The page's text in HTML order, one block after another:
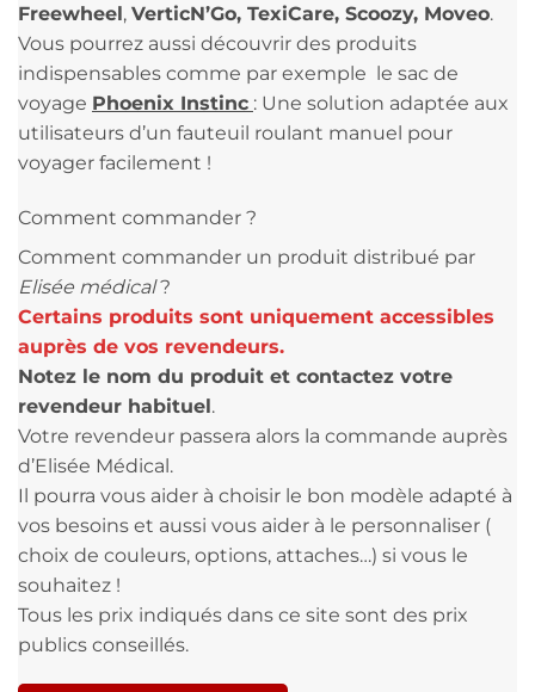
Freewheel, VerticN’Go, TexiCare, Scoozy, Moveo.
Vous pourrez aussi découvrir des produits
indispensables comme par exemple le sac de
voyage Phoenix Instinc : Une solution adaptée aux
utilisateurs d’un fauteuil roulant manuel pour
voyager facilement !
Comment commander ?
Comment commander un produit distribué par
Elisée médical?
Certains produits sont uniquement accessibles
auprès de vos revendeurs.
Notez le nom du produit et contactez votre
revendeur habituel.
Votre revendeur passera alors la commande auprès
d’Elisée Médical.
Il pourra vous aider à choisir le bon modèle adapté à
vos besoins et aussi vous aider à le personnaliser (
choix de couleurs, options, attaches…) si vous le
souhaitez !
Tous les prix indiqués dans ce site sont des prix
publics conseillés.